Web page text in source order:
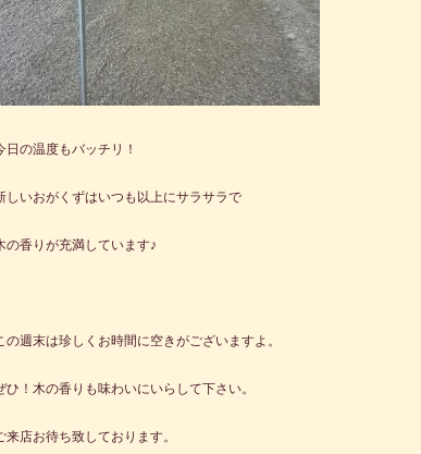
日の温度もバッチリ！
しいおがくずはいつも以上にサラサラで
の香りが充満しています♪
の週末は珍しくお時間に空きがございますよ。
ひ！木の香りも味わいにいらして下さい。
来店お待ち致しております。